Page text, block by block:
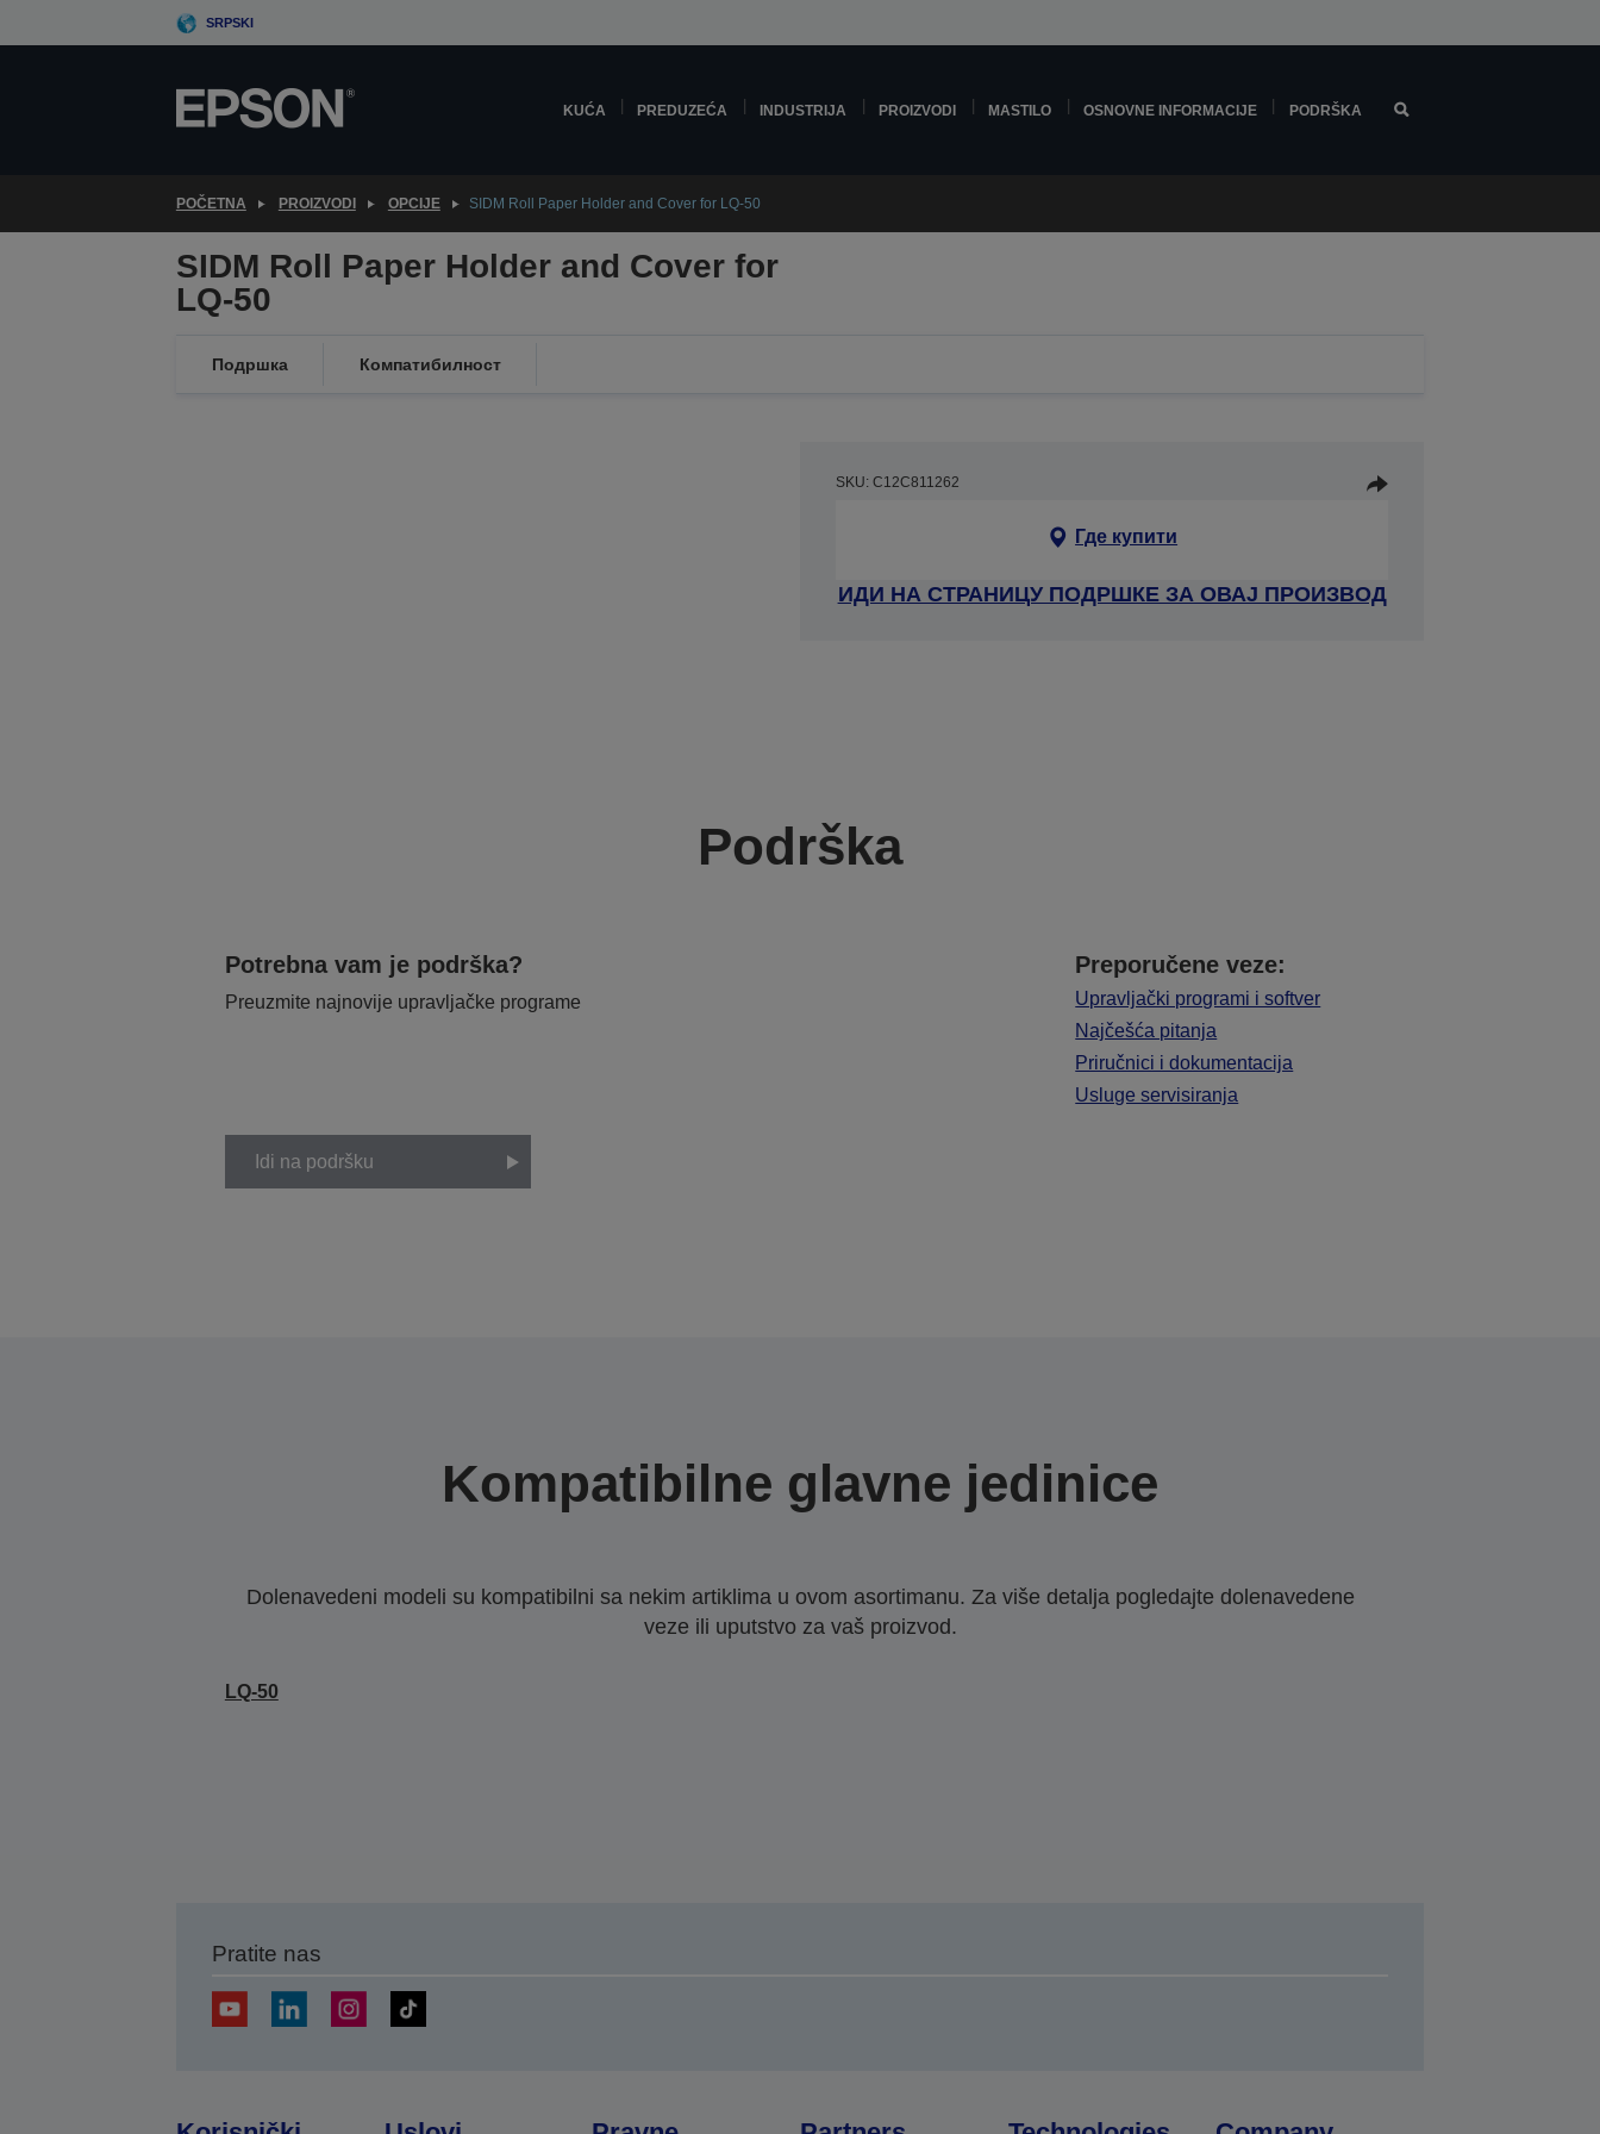
to
SRPSKI
KUĆA PREDUZEĆA INDUSTRIJA PROIZVODI MASTILO OSNOVNE INFORMACIJE PODRŠKA
POČETNA PROIZVODI OPCIJE SIDM Roll Paper Holder and Cover for LQ-50
SIDM Roll Paper Holder and Cover for
LQ-50
Подршка Компатибилност
SKU: C12C811262
Где купити
ИДИ НА СТРАНИЦУ ПОДРШКЕ ЗА ОВАЈ ПРОИЗВОД
Podrška
Potrebna vam je podrška?
Preuzmite najnovije upravljačke programe
Preporučene veze:
Upravljački programi i softver
Najčešća pitanja
Priručnici i dokumentacija
Usluge servisiranja
Idi na podršku
Kompatibilne glavne jedinice
Dolenavedeni modeli su kompatibilni sa nekim artiklima u ovom asortimanu. Za više detalja pogledajte dolenavedene
veze ili uputstvo za vaš proizvod.
LQ-50
Pratite nas